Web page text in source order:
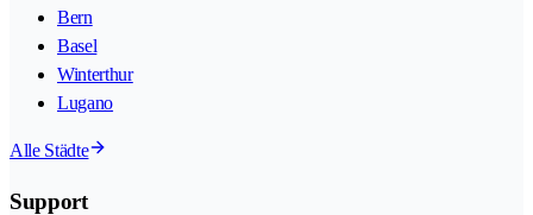
Bern
Basel
Winterthur
Lugano
Alle Städte
Support